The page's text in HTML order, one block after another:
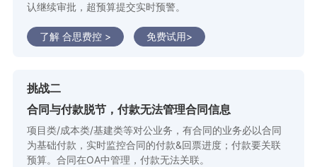
认继续审批，超预算提交实时预警。
了解 合思费控 > 免费试用>
挑战二
合同与付款脱节，付款无法管理合同信息
项目类/成本类/基建类等对公业务，有合同的业务必以合同
为基础付款，实时监控合同的付款&回票进度；付款要关联
预算。合同在OA中管理，付款无法关联。